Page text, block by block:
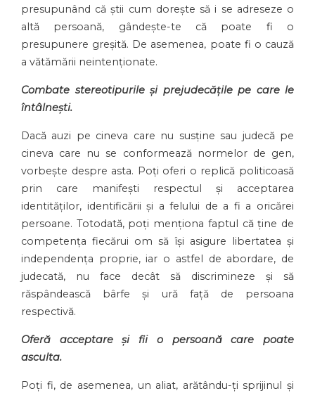
presupunând că știi cum dorește să i se adreseze o
altă persoană, gândește-te că poate fi o
presupunere greșită. De asemenea, poate fi o cauză
a vătămării neintenționate.
Combate stereotipurile și prejudecățile pe care le
întâlnești.
Dacă auzi pe cineva care nu susține sau judecă pe
cineva care nu se conformează normelor de gen,
vorbește despre asta. Poți oferi o replică politicoasă
prin care manifești respectul și acceptarea
identităților, identificării și a felului de a fi a oricărei
persoane. Totodată, poți menționa faptul că ține de
competența fiecărui om să își asigure libertatea și
independența proprie, iar o astfel de abordare, de
judecată, nu face decât să discrimineze și să
răspândească bârfe și ură față de persoana
respectivă.
Oferă acceptare și fii o persoană care poate
asculta.
Poți fi, de asemenea, un aliat, arătându-ți sprijinul și